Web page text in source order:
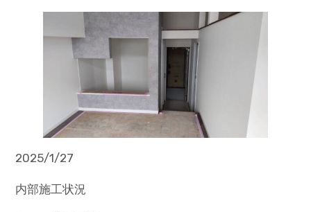
2025/1/27
内部施工状況